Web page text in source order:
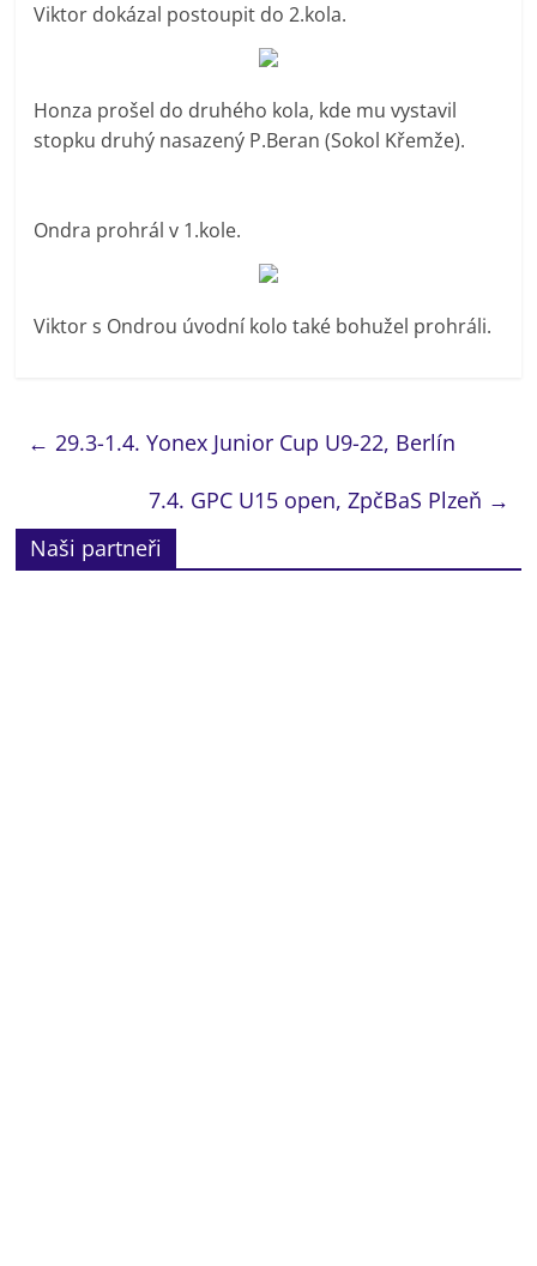
Viktor dokázal postoupit do 2.kola.
Honza prošel do druhého kola, kde mu vystavil
stopku druhý nasazený P.Beran (Sokol Křemže).
Ondra prohrál v 1.kole.
Viktor s Ondrou úvodní kolo také bohužel prohráli.
← 29.3-1.4. Yonex Junior Cup U9-22, Berlín
7.4. GPC U15 open, ZpčBaS Plzeň →
Naši partneři